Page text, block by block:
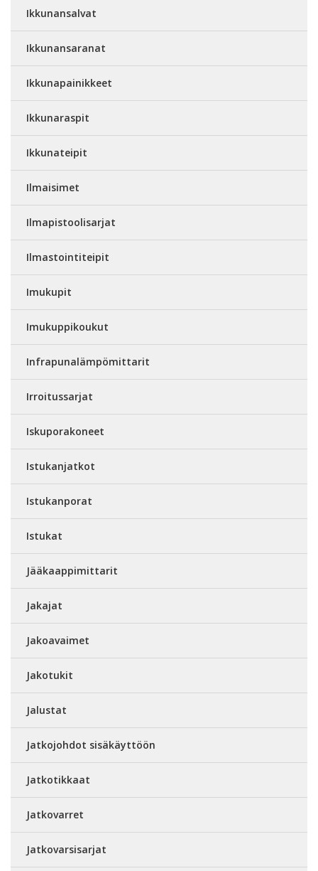
Ikkunansalvat
Ikkunansaranat
Ikkunapainikkeet
Ikkunaraspit
Ikkunateipit
Ilmaisimet
Ilmapistoolisarjat
Ilmastointiteipit
Imukupit
Imukuppikoukut
Infrapunalämpömittarit
Irroitussarjat
Iskuporakoneet
Istukanjatkot
Istukanporat
Istukat
Jääkaappimittarit
Jakajat
Jakoavaimet
Jakotukit
Jalustat
Jatkojohdot sisäkäyttöön
Jatkotikkaat
Jatkovarret
Jatkovarsisarjat